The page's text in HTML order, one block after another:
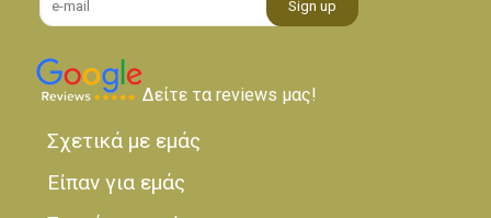
Δείτε τα reviews μας!
Σχετικά με εμάς
Είπαν για εμάς